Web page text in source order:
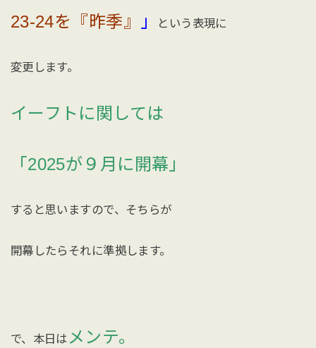
23-24を『昨季』 」 という表現に
変更します。
イーフトに関しては
「2025が９月に開幕」
すると思いますので、そちらが
開幕したらそれに準拠します。
で、本日は メンテ。